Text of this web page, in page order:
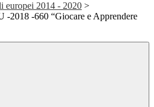
europei 2014 - 2020 >
-2018 -660 “Giocare e Apprendere